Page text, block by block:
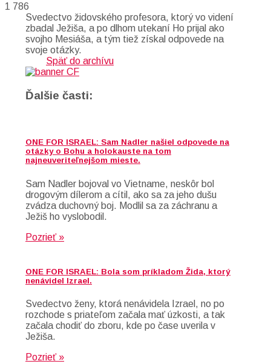
1 786
Svedectvo židovského profesora, ktorý vo videní
zbadal Ježiša, a po dlhom utekaní Ho prijal ako
svojho Mesiáša, a tým tiež získal odpovede na
svoje otázky.
Späť do archívu
Ďalšie časti:
ONE FOR ISRAEL: Sam Nadler našiel odpovede na
otázky o Bohu a holokauste na tom
najneuveriteľnejšom mieste.
Sam Nadler bojoval vo Vietname, neskôr bol
drogovým dílerom a cítil, ako sa za jeho dušu
zvádza duchovný boj. Modlil sa za záchranu a
Ježiš ho vyslobodil.
Pozrieť »
ONE FOR ISRAEL: Bola som príkladom Žida, ktorý
nenávidel Izrael.
Svedectvo ženy, ktorá nenávidela Izrael, no po
rozchode s priateľom začala mať úzkosti, a tak
začala chodiť do zboru, kde po čase uverila v
Ježiša.
Pozrieť »